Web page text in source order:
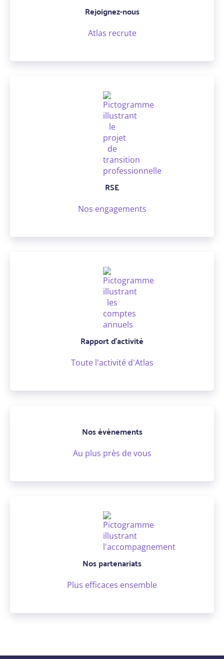
Rejoignez-nous
Atlas recrute
RSE
Nos engagements
Rapport d'activité
Toute l'activité d'Atlas
Nos évènements
Au plus près de vous
Nos partenariats
Plus efficaces ensemble